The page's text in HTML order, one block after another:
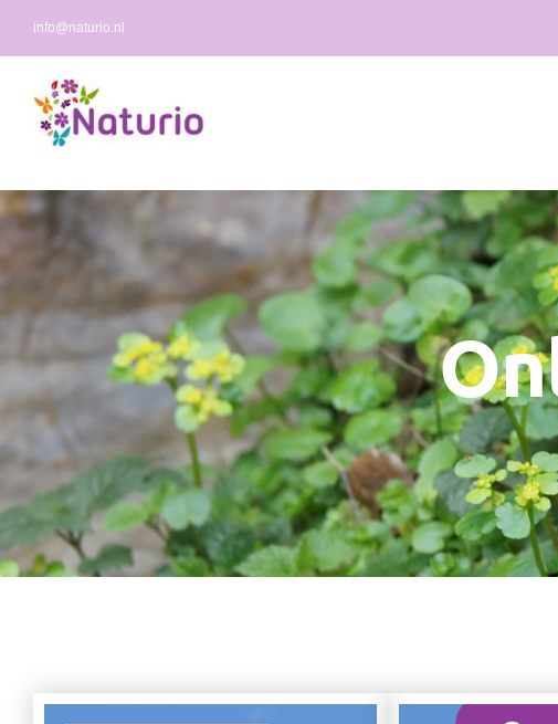
info@naturio.nl